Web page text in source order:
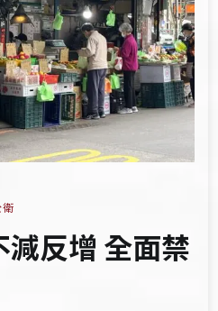
反增 全面禁